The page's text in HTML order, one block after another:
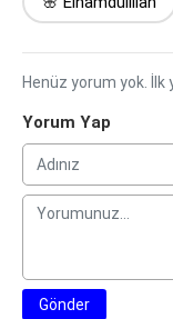
Henüz yorum yok. İlk
Yorum Yap
Gönder